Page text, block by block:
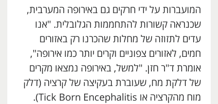
המועברות על ידי חרקים גם באירופה המערבית,
שכנראה קשורות להתחממות הגלובלית. "אנו
עדים לתזוזה של מחלות שהכרנו רק באזורים
חמים, לאזורים צפוניים וקרים יותר כמו אירופה",
אומרת ד"ר חזן. "למשל, באירופה נמצאו מקרים
של דלקת מח, שעוברת בעקיצה של קרציה (דלק
מוח מהקרציה או Tick Born Encephalitis).